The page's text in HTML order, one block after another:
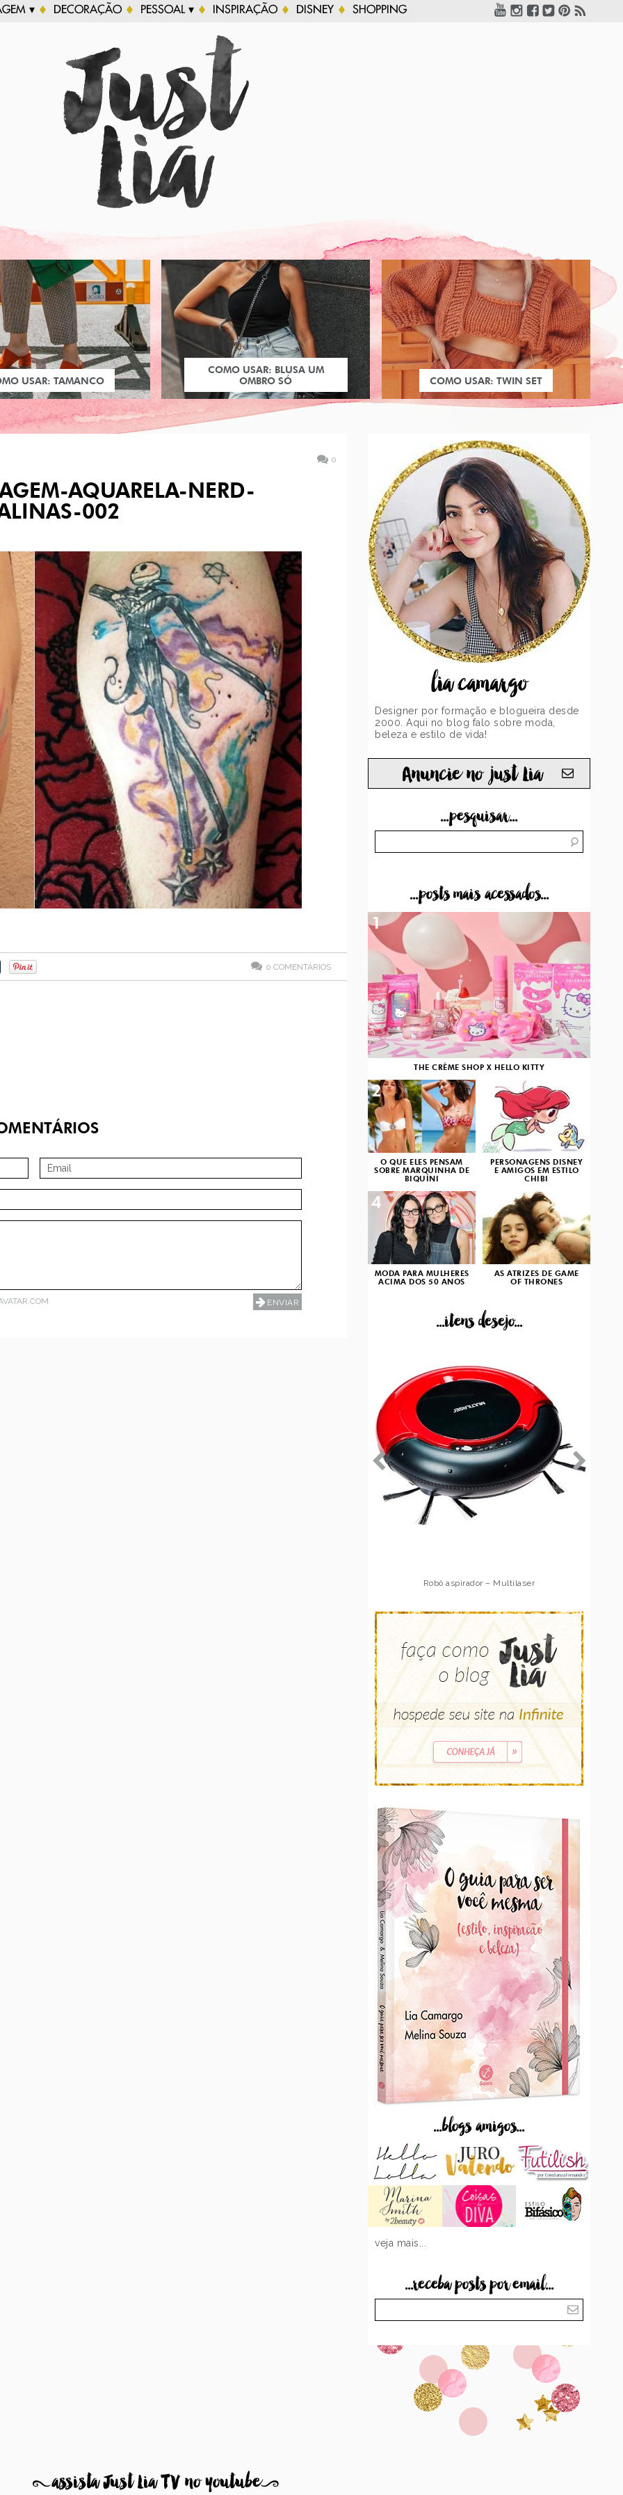
▾ DECORAÇÃO PESSOAL ▾ INSPIRAÇÃO DISNEY SHOPPING
USAR: TAMANCO
COMO USAR: BLUSA UM
OMBRO SÓ
COMO USAR: TWIN SET
0
AQUARELA-NERD-
002
0 COMENTÁRIOS
lia camargo
Designer por formação e blogueira desde
2000. Aqui no blog falo sobre moda,
beleza e estilo de vida!
Anuncie no just Lia
...pesquisar...
...posts mais acessados...
THE CRÈME SHOP X HELLO KITTY
1
O QUE ELES PENSAM
SOBRE MARQUINHA DE
BIQUÍNI
2
PERSONAGENS DISNEY
E AMIGOS EM ESTILO
CHIBI
3
MODA PARA MULHERES
ACIMA DOS 50 ANOS
4
AS ATRIZES DE GAME
OF THRONES
...itens desejo...
Robô aspirador – Multilaser
...blogs amigos...
veja mais...
...receba posts por email...
8assista Just Lia TV no youtube9